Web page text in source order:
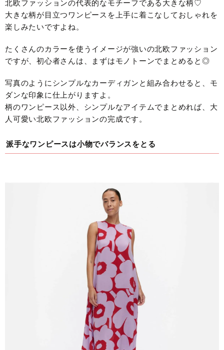
北欧ファッションの代表的なモチーフである大きな柄♡
大きな柄が目立つワンピースを上手に着こなしておしゃれを
楽しみたいですよね。
たくさんのカラーを使うイメージが強いの北欧ファッション
ですが、初心者さんは、まずはモノトーンでまとめると◎
写真のようにシンプルなカーディガンと組み合わせると、モ
ダンな印象に仕上がりますよ。
柄のワンピース以外、シンプルなアイテムでまとめれば、大
人可愛い北欧ファッションの完成です。
派手なワンピースは小物でバランスをとる